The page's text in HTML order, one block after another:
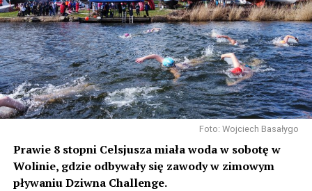
Foto: Wojciech Basałygo
Prawie 8 stopni Celsjusza miała woda w sobotę w
Wolinie, gdzie odbywały się zawody w zimowym
pływaniu Dziwna Challenge.